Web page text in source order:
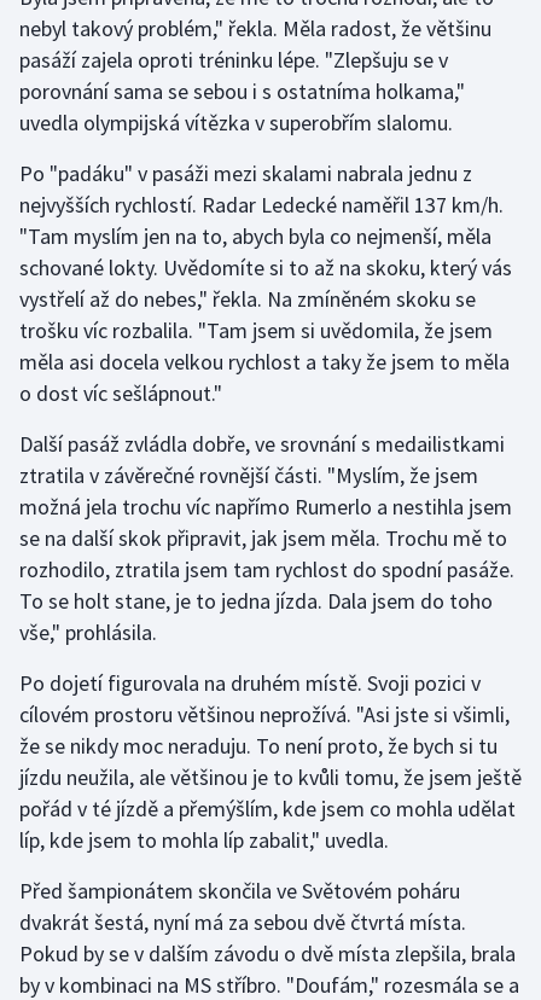
Stolní tenis
Triatlon
Veslování
Vodní slalom
Volejbal
Ostatní
nebyl takový problém," řekla. Měla radost, že většinu
pasáží zajela oproti tréninku lépe. "Zlepšuju se v
porovnání sama se sebou i s ostatníma holkama,"
uvedla olympijská vítězka v superobřím slalomu.
Po "padáku" v pasáži mezi skalami nabrala jednu z
nejvyšších rychlostí. Radar Ledecké naměřil 137 km/h.
"Tam myslím jen na to, abych byla co nejmenší, měla
schované lokty. Uvědomíte si to až na skoku, který vás
vystřelí až do nebes," řekla. Na zmíněném skoku se
trošku víc rozbalila. "Tam jsem si uvědomila, že jsem
měla asi docela velkou rychlost a taky že jsem to měla
o dost víc sešlápnout."
Další pasáž zvládla dobře, ve srovnání s medailistkami
ztratila v závěrečné rovnější části. "Myslím, že jsem
možná jela trochu víc napřímo Rumerlo a nestihla jsem
se na další skok připravit, jak jsem měla. Trochu mě to
rozhodilo, ztratila jsem tam rychlost do spodní pasáže.
To se holt stane, je to jedna jízda. Dala jsem do toho
vše," prohlásila.
Po dojetí figurovala na druhém místě. Svoji pozici v
cílovém prostoru většinou neprožívá. "Asi jste si všimli,
že se nikdy moc neraduju. To není proto, že bych si tu
jízdu neužila, ale většinou je to kvůli tomu, že jsem ještě
pořád v té jízdě a přemýšlím, kde jsem co mohla udělat
líp, kde jsem to mohla líp zabalit," uvedla.
Před šampionátem skončila ve Světovém poháru
dvakrát šestá, nyní má za sebou dvě čtvrtá místa.
Pokud by se v dalším závodu o dvě místa zlepšila, brala
by v kombinaci na MS stříbro. "Doufám," rozesmála se a